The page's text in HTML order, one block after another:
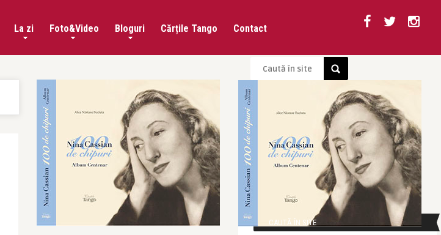
La zi Foto&Video Bloguri Cărțile Tango Contact
CAUTĂ ÎN SITE